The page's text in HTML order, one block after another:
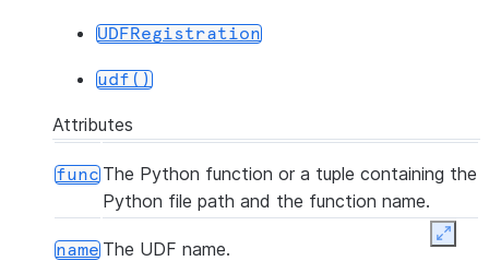
UDFRegistration
udf()
Attributes
func The Python function or a tuple containing the
Python file path and the function name.
name The UDF name.